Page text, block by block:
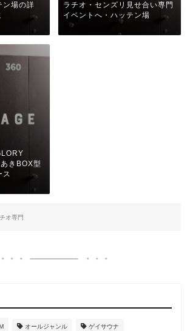
ン場の詳
ラチオ・センズリ見せ合い専門
イベントへ・ハッテン場
きBOX型
ス
オ専門
オールジャンル ゲイサウナ